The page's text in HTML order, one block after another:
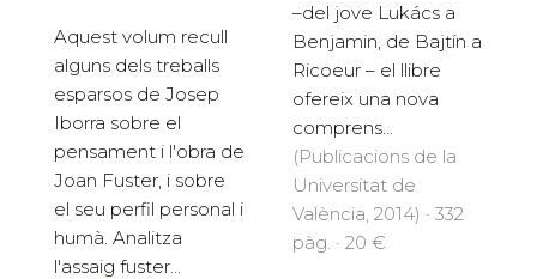
Aquest volum recull
alguns dels treballs
esparsos de Josep
Iborra sobre el
pensament i l'obra de
Joan Fuster, i sobre
el seu perfil personal i
humà. Analitza
l'assaig fuster...
–del jove Lukács a
Benjamin, de Bajtín a
Ricoeur – el llibre
ofereix una nova
comprens...
(Publicacions de la
Universitat de
València, 2014) · 332
pàg. · 20 €